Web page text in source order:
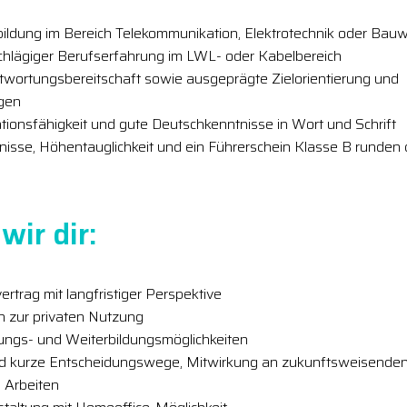
im Bereich Telekommunikation, Elektrotechnik oder
Berufserfahrung im LWL- oder Kabelbereich
sowie ausgeprägte Zielorientierung und
und gute Deutschkenntnisse in Wort und Schrift
Höhentauglichkeit und ein Führerschein Klasse B
dir:
mit langfristiger Perspektive
zur privaten Nutzung
und Weiterbildungsmöglichkeiten
kurze Entscheidungswege, Mitwirkung an